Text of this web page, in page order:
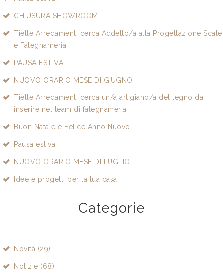
CHIUSURA SHOWROOM
Tielle Arredamenti cerca Addetto/a alla Progettazione Scale
e Falegnameria
PAUSA ESTIVA
NUOVO ORARIO MESE DI GIUGNO
Tielle Arredamenti cerca un/a artigiano/a del legno da
inserire nel team di falegnameria
Buon Natale e Felice Anno Nuovo
Pausa estiva
NUOVO ORARIO MESE DI LUGLIO
Idee e progetti per la tua casa
Categorie
Novità (29)
Notizie (68)